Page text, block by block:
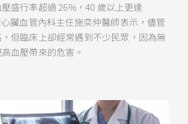
盛行率超過 26%，40 歲以上更達
臟血管內科主任施奕仲醫師表示，儘管
但臨床上卻經常遇到不少民眾，因為無
血壓帶來的危害。